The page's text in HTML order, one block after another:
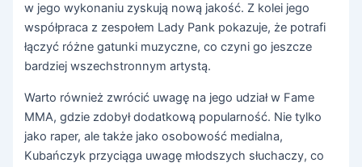
w jego wykonaniu zyskują nową jakość. Z kolei jego
współpraca z zespołem Lady Pank pokazuje, że potrafi
łączyć różne gatunki muzyczne, co czyni go jeszcze
bardziej wszechstronnym artystą.
Warto również zwrócić uwagę na jego udział w Fame
MMA, gdzie zdobył dodatkową popularność. Nie tylko
jako raper, ale także jako osobowość medialna,
Kubańczyk przyciąga uwagę młodszych słuchaczy, co